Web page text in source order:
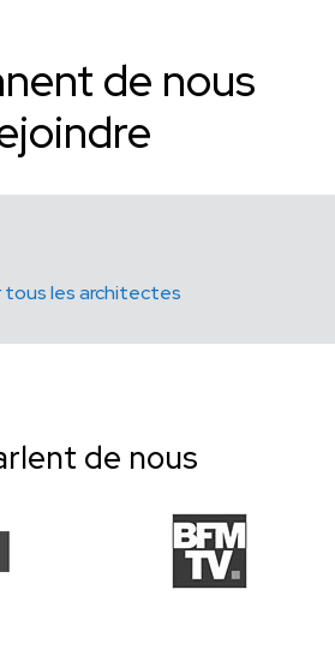
de nous
tous les architectes
de nous